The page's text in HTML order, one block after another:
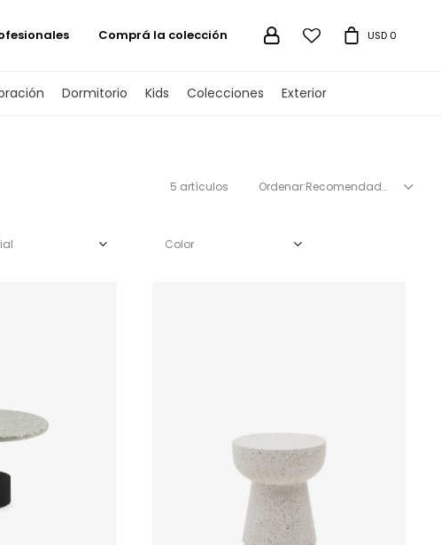
Dormitorio Kids Colecciones Exterior
 USD 0
Comprá la colección
5 artículos Recomendados
Color